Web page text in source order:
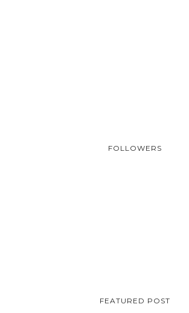
FOLLOWERS
FEATURED POST